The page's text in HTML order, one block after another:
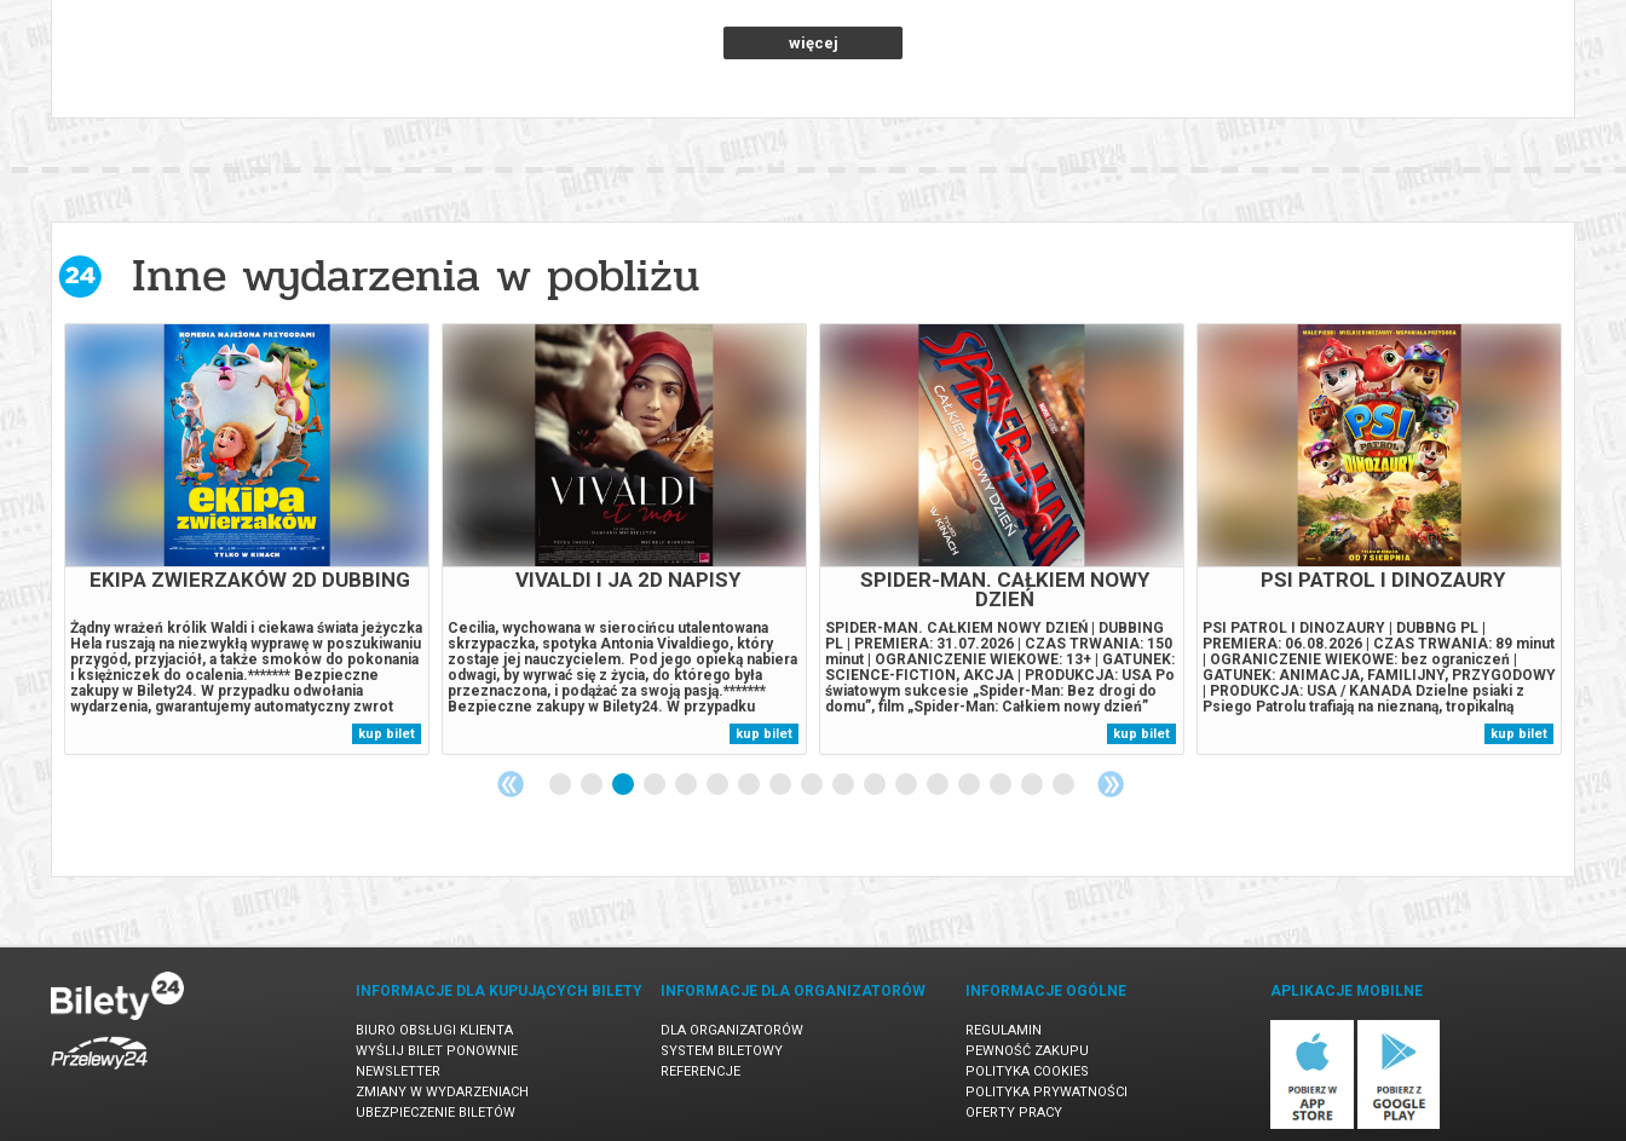
więcej
Inne wydarzenia w pobliżu
EKIPA ZWIERZAKÓW 2D DUBBING
Żądny wrażeń królik Waldi i ciekawa świata jeżyczka
Hela ruszają na niezwykłą wyprawę w poszukiwaniu
przygód, przyjaciół, a także smoków do pokonania
i księżniczek do ocalenia.******* Bezpieczne
zakupy w Bilety24. W przypadku odwołania
wydarzenia, gwarantujemy automatyczny zwrot
środków potwierdzony komunikatem wysyłanym
kup bilet
VIVALDI I JA 2D NAPISY
Cecilia, wychowana w sierocińcu utalentowana
skrzypaczka, spotyka Antonia Vivaldiego, który
zostaje jej nauczycielem. Pod jego opieką nabiera
odwagi, by wyrwać się z życia, do którego była
przeznaczona, i podążać za swoją pasją.*******
Bezpieczne zakupy w Bilety24. W przypadku
odwołania wydarzenia, gwarantujemy automatyczny
zwrot środków potwierdzony komunikatem
wysyłanym na adres e-mail, podany...
kup bilet
SPIDER-MAN. CAŁKIEM NOWY
DZIEŃ
SPIDER-MAN. CAŁKIEM NOWY DZIEŃ | DUBBING
PL | PREMIERA: 31.07.2026 | CZAS TRWANIA: 150
minut | OGRANICZENIE WIEKOWE: 13+ | GATUNEK:
SCIENCE-FICTION, AKCJA | PRODUKCJA: USA Po
światowym sukcesie „Spider-Man: Bez drogi do
domu”, film „Spider-Man: Całkiem nowy dzień”
otwiera zupełnie nowy rozdział w życiu Petera
Parkera i Spider-Mana. Peter jest teraz dorosłym
mężczyzną żyjącym samotnie- od czasu, gdy...
kup bilet
PSI PATROL I DINOZAURY
PSI PATROL I DINOZAURY | DUBBNG PL |
PREMIERA: 06.08.2026 | CZAS TRWANIA: 89 minut
| OGRANICZENIE WIEKOWE: bez ograniczeń |
GATUNEK: ANIMACJA, FAMILIJNY, PRZYGODOWY
| PRODUKCJA: USA / KANADA Dzielne psiaki z
Psiego Patrolu trafiają na nieznaną, tropikalną
wyspę pełną dinozaurów po tym, jak ich statek
rozbija się w wyniku gwałtownego sztormu. Na
wyspie spotykają szczeniaka Rexa, który od lat jest
kup bilet
INFORMACJE DLA KUPUJĄCYCH BILETY
BIURO OBSŁUGI KLIENTA
WYŚLIJ BILET PONOWNIE
NEWSLETTER
ZMIANY W WYDARZENIACH
UBEZPIECZENIE BILETÓW
INFORMACJE DLA ORGANIZATORÓW
DLA ORGANIZATORÓW
SYSTEM BILETOWY
REFERENCJE
INFORMACJE OGÓLNE
REGULAMIN
PEWNOŚĆ ZAKUPU
POLITYKA COOKIES
POLITYKA PRYWATNOŚCI
OFERTY PRACY
APLIKACJE MOBILNE